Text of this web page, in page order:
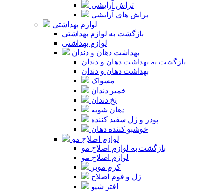
تراش آرایشی
براش های آرایشی
لوازم بهداشتی
بازگشت به لوازم بهداشتی
لوازم بهداشتی
بهداشت دهان و دندان
بازگشت به بهداشت دهان و دندان
بهداشت دهان و دندان
مسواک
خمیر دندان
نخ دندان
دهان شویه
پودر و ژل سفید کننده
خوشبو کننده دهان
لوازم اصلاح مو
بازگشت به لوازم اصلاح مو
لوازم اصلاح مو
کرم موبر
ژل و فوم اصلاح
افتر شیو